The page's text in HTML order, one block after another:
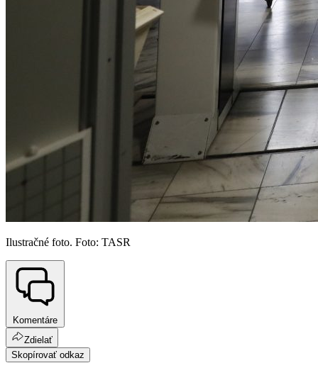
Ilustračné foto. Foto: TASR
Komentáre
Zdielať
Skopírovať odkaz